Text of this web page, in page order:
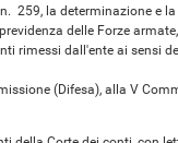
259, la determinazione e
delle Forze
rimessi dall'ente ai sensi
(Difesa), alla V